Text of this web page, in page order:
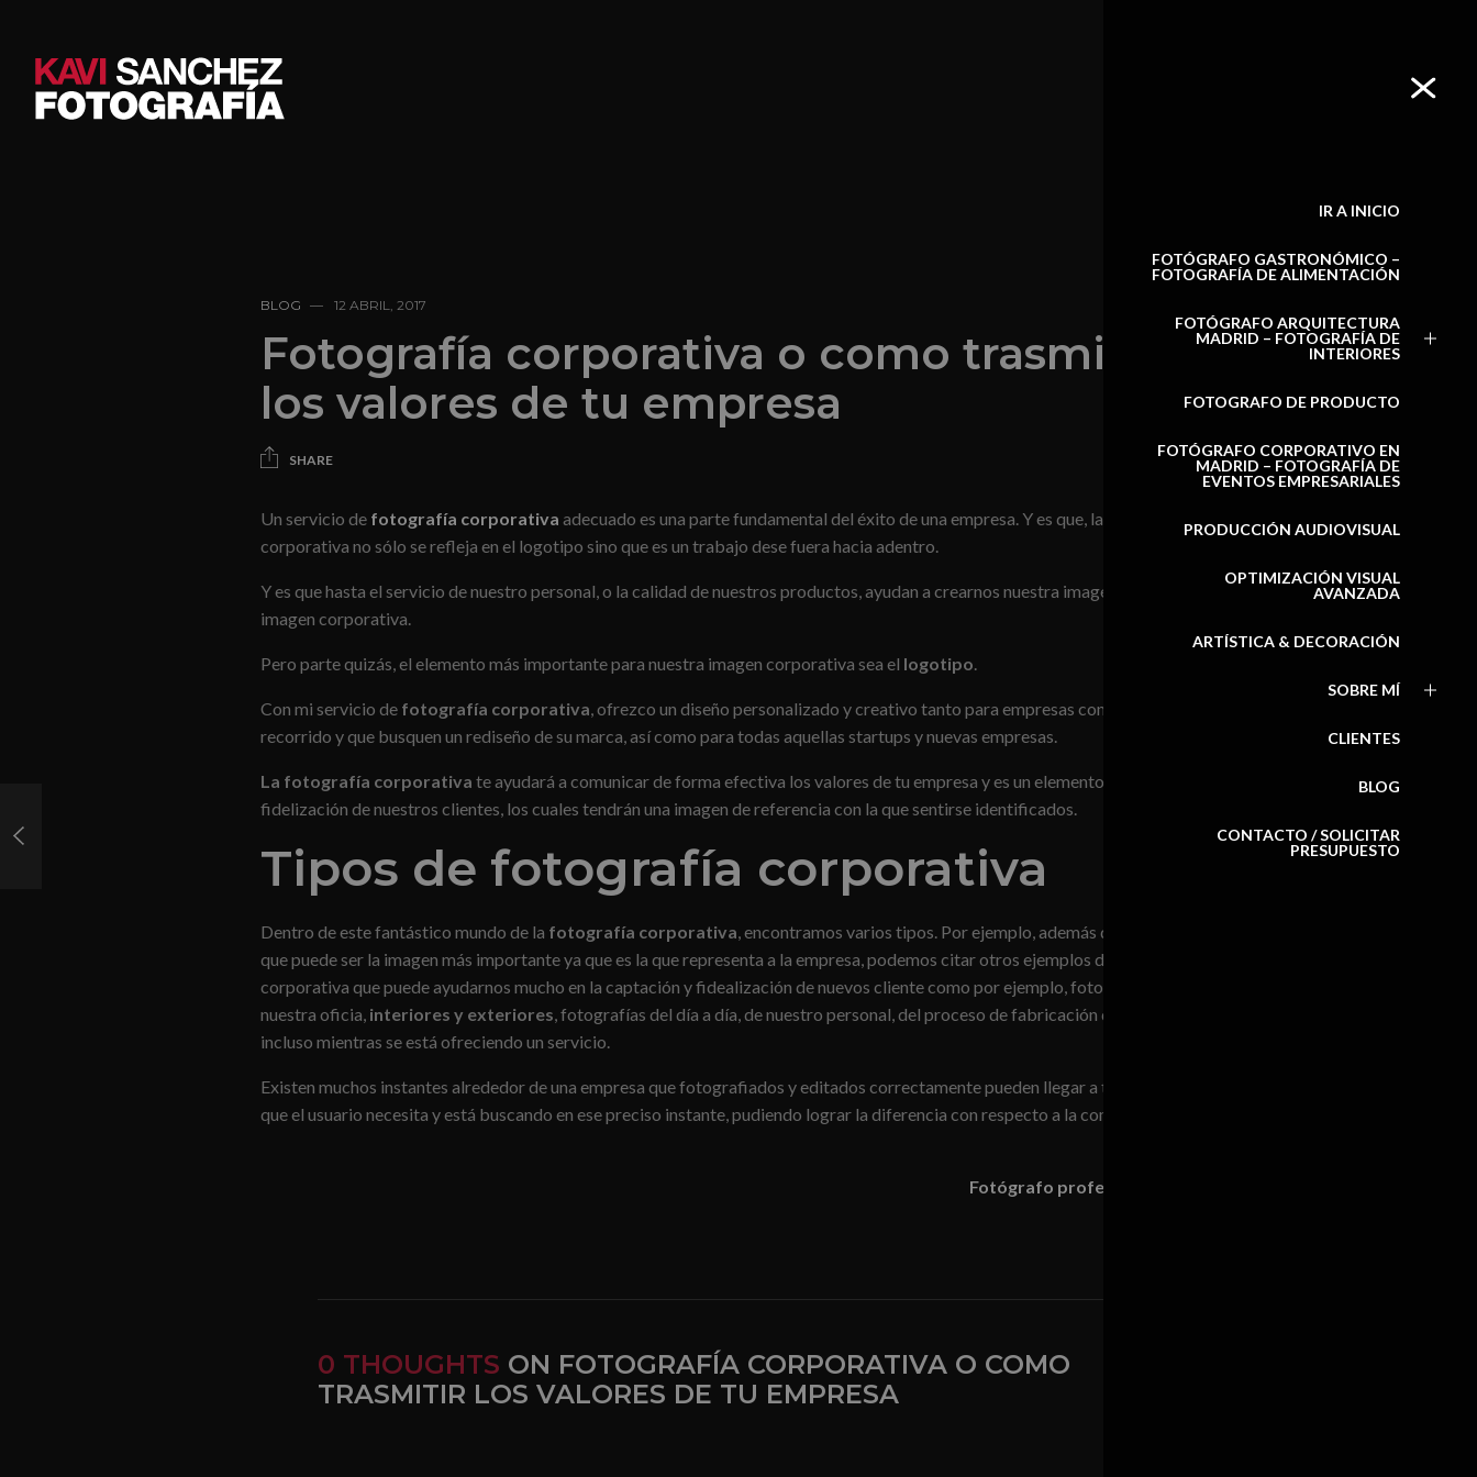
IR A INICIO
FOTÓGRAFO GASTRONÓMICO –
FOTOGRAFÍA DE ALIMENTACIÓN
FOTÓGRAFO ARQUITECTURA
MADRID – FOTOGRAFÍA DE
INTERIORES
FOTOGRAFO DE PRODUCTO
FOTÓGRAFO CORPORATIVO EN
MADRID – FOTOGRAFÍA DE
EVENTOS EMPRESARIALES
PRODUCCIÓN AUDIOVISUAL
OPTIMIZACIÓN VISUAL
AVANZADA
ARTÍSTICA & DECORACIÓN
SOBRE MÍ
CLIENTES
BLOG
CONTACTO / SOLICITAR
PRESUPUESTOMadrid
BLOG 12 ABRIL, 2017
Fotografía corporativa o como trasmitir
los valores de tu empresa
SHARE
Un servicio de fotografía corporativa adecuado es una parte fundamental del éxito de una empresa. Y es que, la imagen
corporativa no sólo se refleja en el logotipo sino que es un trabajo dese fuera hacia adentro.
Y es que hasta el servicio de nuestro personal, o la calidad de nuestros productos, ayudan a crearnos nuestra imagen de marca o
imagen corporativa.
Pero parte quizás, el elemento más importante para nuestra imagen corporativa sea el logotipo.
Con mi servicio de fotografía corporativa, ofrezco un diseño personalizado y creativo tanto para empresas con largo
recorrido y que busquen un rediseño de su marca, así como para todas aquellas startups y nuevas empresas.
La fotografía corporativa te ayudará a comunicar de forma efectiva los valores de tu empresa y es un elemento clave para la
fidelización de nuestros clientes, los cuales tendrán una imagen de referencia con la que sentirse identificados.
Tipos de fotografía corporativa
Dentro de este fantástico mundo de la fotografía corporativa, encontramos varios tipos. Por ejemplo, además del logotipo
que puede ser la imagen más importante ya que es la que representa a la empresa, podemos citar otros ejemplos de fotografía
corporativa que puede ayudarnos mucho en la captación y fidealización de nuevos cliente como por ejemplo, fotografías de
nuestra oficia, interiores y exteriores, fotografías del día a día, de nuestro personal, del proceso de fabricación del producto o
incluso mientras se está ofreciendo un servicio.
Existen muchos instantes alrededor de una empresa que fotografiados y editados correctamente pueden llegar a transmitir lo
que el usuario necesita y está buscando en ese preciso instante, pudiendo lograr la diferencia con respecto a la competencia.
Fotógrafo profesional Madrid
0 THOUGHTS ON FOTOGRAFÍA CORPORATIVA O COMO
TRASMITIR LOS VALORES DE TU EMPRESA